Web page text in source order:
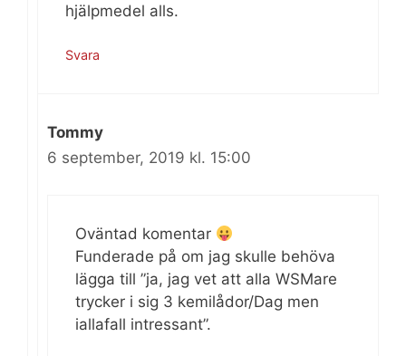
hjälpmedel alls.
Svara
Tommy
6 september, 2019 kl. 15:00
Oväntad komentar
Funderade på om jag skulle behöva
lägga till ”ja, jag vet att alla WSMare
trycker i sig 3 kemilådor/Dag men
iallafall intressant”.